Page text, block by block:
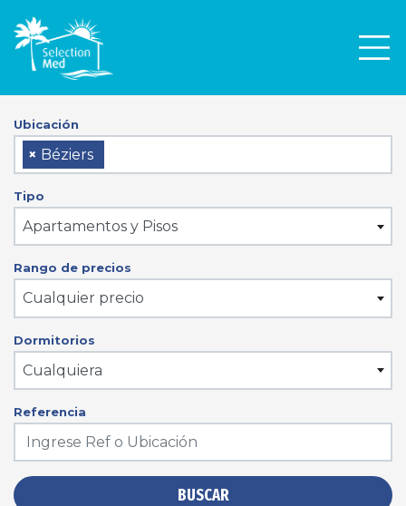
Ubicación
× Béziers
Tipo
Apartamentos y Pisos
Rango de precios
Cualquier precio
Dormitorios
Cualquiera
Referencia
BUSCAR